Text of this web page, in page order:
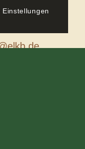
Einstellungen